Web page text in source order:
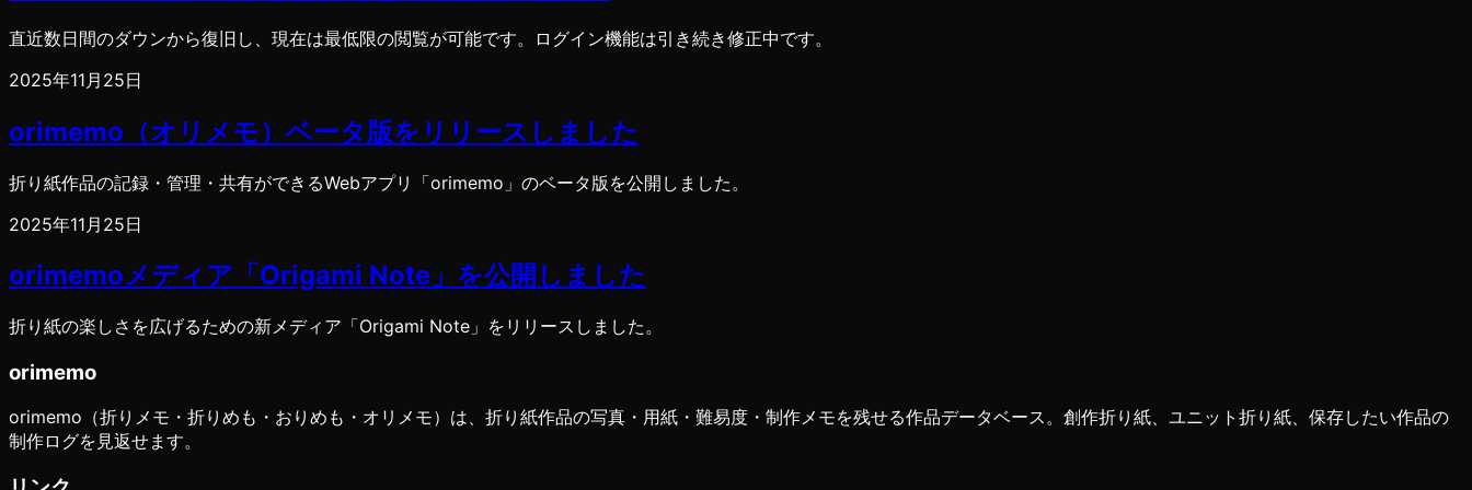
直近数日間のダウンから復旧し、現在は最低限の閲覧が可能です。ログイン機能は引き続き修正中です。
2025年11月25日
orimemo（オリメモ）ベータ版をリリースしました
折り紙作品の記録・管理・共有ができるWebアプリ「orimemo」のベータ版を公開しました。
2025年11月25日
orimemoメディア「Origami Note」を公開しました
折り紙の楽しさを広げるための新メディア「Origami Note」をリリースしました。
orimemo
orimemo（折りメモ・折りめも・おりめも・オリメモ）は、折り紙作品の写真・用紙・難易度・制作メモを残せる作品データベース。創作折り紙、ユニット折り紙、保存したい作品の
制作ログを見返せます。